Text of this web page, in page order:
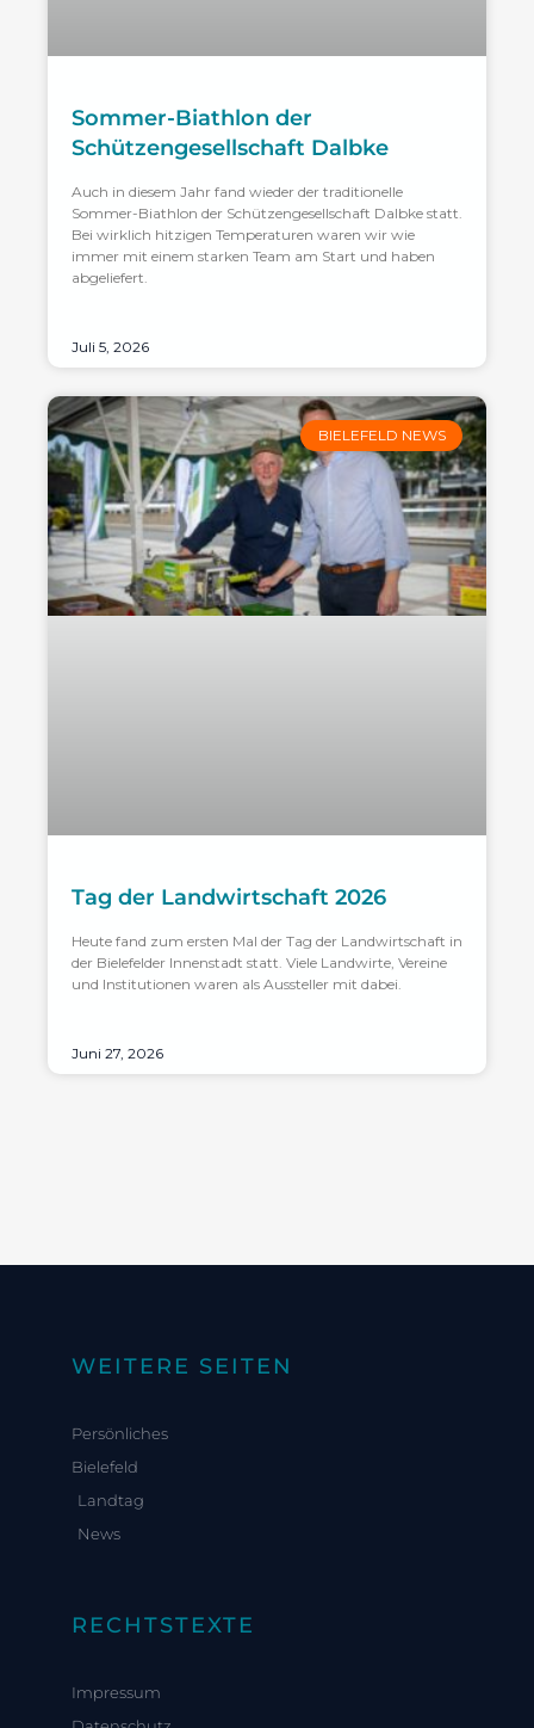
Sommer-Biathlon der
Schützengesellschaft Dalbke
Auch in diesem Jahr fand wieder der traditionelle
Sommer-Biathlon der Schützengesellschaft Dalbke statt.
Bei wirklich hitzigen Temperaturen waren wir wie
immer mit einem starken Team am Start und haben
abgeliefert.
Juli 5, 2026
BIELEFELD NEWS
Tag der Landwirtschaft 2026
Heute fand zum ersten Mal der Tag der Landwirtschaft in
der Bielefelder Innenstadt statt. Viele Landwirte, Vereine
und Institutionen waren als Aussteller mit dabei.
Juni 27, 2026
WEITERE SEITEN
Persönliches
Bielefeld
Landtag
News
RECHTSTEXTE
Impressum